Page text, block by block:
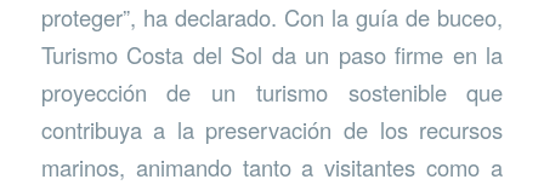
proteger”, ha declarado. Con la guía de buceo,
Turismo Costa del Sol da un paso firme en la
proyección de un turismo sostenible que
contribuya a la preservación de los recursos
marinos, animando tanto a visitantes como a